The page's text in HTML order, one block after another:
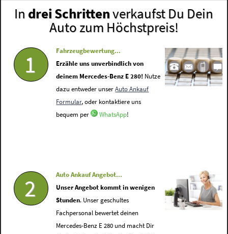
In drei Schrittenverkaufst Du Dein
Auto zum Höchstpreis!
1
Fahrzeugbewertung...
Erzähle uns unverbindlich von
deinem Mercedes-Benz E 280! Nutze
dazu entweder unserAuto Ankauf
Formular, oder kontaktiere uns
bequem per
WhatsApp!
2
Auto Ankauf Angebot...
Unser Angebot kommt in wenigen
Stunden. Unser geschultes
Fachpersonal bewertet deinen
Mercedes-Benz E 280 und macht Dir